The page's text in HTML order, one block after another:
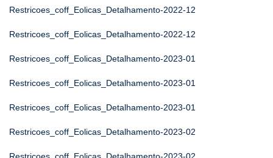
Restricoes_coff_Eolicas_Detalhamento-2022-12
Restricoes_coff_Eolicas_Detalhamento-2022-12
Restricoes_coff_Eolicas_Detalhamento-2023-01
Restricoes_coff_Eolicas_Detalhamento-2023-01
Restricoes_coff_Eolicas_Detalhamento-2023-01
Restricoes_coff_Eolicas_Detalhamento-2023-02